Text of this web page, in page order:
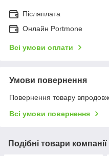
Післяплата
Онлайн Portmone
Всі умови оплати
Умови повернення
Повернення товару
Всі умови повернення
Подібні товари компанії